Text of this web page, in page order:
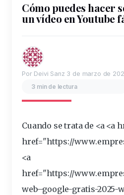
Cómo puedes hacer
un vídeo en Youtube
Por Deivi Sanz 3 de marzo de
3 min de lectura
Cuando se trata de <a <a href="<a
href="https://www
<a
href="https://
web–google-gratis-2025-